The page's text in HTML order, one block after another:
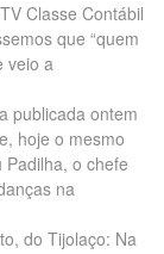
Classe Contábil
que “quem
veio a
publicada ontem
hoje o mesmo
o chefe
na
do Tijolaço: Na